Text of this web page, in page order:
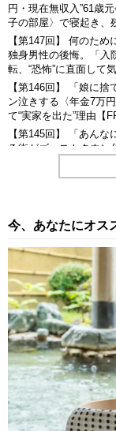
円・現在無収入”61歳
子の部屋〉で寝起き、
【第147回】 何のた
独身男性の後悔。「入
転、“恐怖”に直面して
【第146回】 「娘に
ン泣きする〈年金7万
て“実家を出た”理由【
【第145回】 「あん
る街がゴーストタウン
た「3,000万円・35年
今、あなたにオス